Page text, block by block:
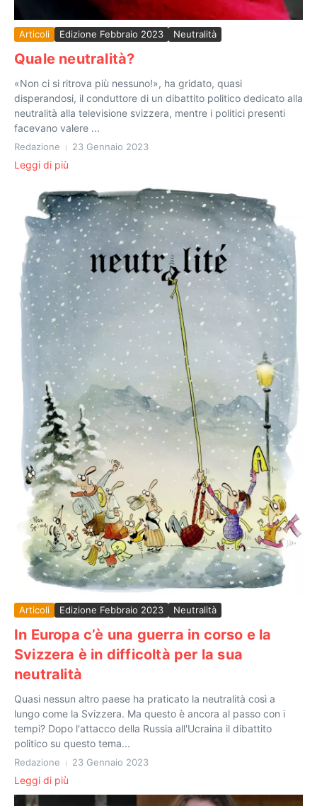
Articoli Edizione Febbraio 2023 Neutralità
Quale neutralità?
«Non ci si ritrova più nessuno!», ha gridato, quasi
disperandosi, il conduttore di un dibattito politico dedicato alla
neutralità alla televisione svizzera, mentre i politici presenti
facevano valere ...
Redazione 23 Gennaio 2023
Leggi di più
Articoli Edizione Febbraio 2023 Neutralità
In Europa c’è una guerra in corso e la
Svizzera è in difficoltà per la sua
neutralità
Quasi nessun altro paese ha praticato la neutralità così a
lungo come la Svizzera. Ma questo è ancora al passo con i
tempi? Dopo l'attacco della Russia all'Ucraina il dibattito
politico su questo tema...
Redazione 23 Gennaio 2023
Leggi di più